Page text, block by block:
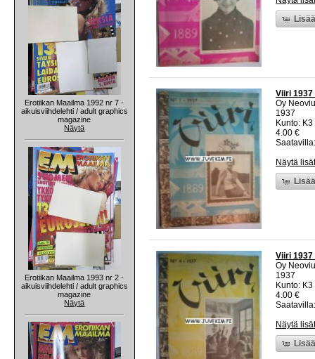
Erotiikan Maailma 1992 nr 7 -
aikuisviihdelehti / adult graphics
magazine
Näytä
Erotiikan Maailma 1993 nr 2 -
aikuisviihdelehti / adult graphics
magazine
Näytä
Viiri 1937
Oy
1937
Kunto:
4.00 €
Näytä
Viiri 1937
Oy
1937
Kunto:
4.00 €
Näytä